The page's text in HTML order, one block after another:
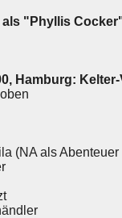
als "Phyllis
Hamburg:
(NA als